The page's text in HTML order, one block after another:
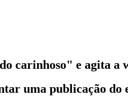
carinhoso" e agita a
uma publicação